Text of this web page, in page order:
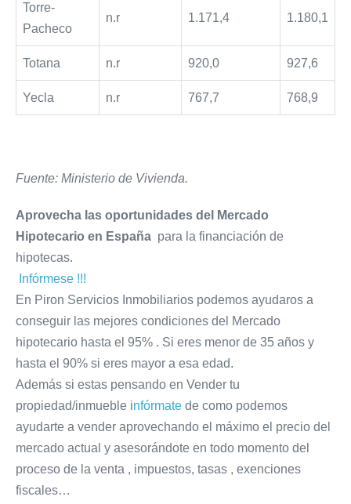
Torre-
Pacheco
n.r 1.171,4 1.180,1
Totana n.r 920,0 927,6
Yecla n.r 767,7 768,9
Fuente: Ministerio de Vivienda.
Aprovecha las oportunidades del Mercado
Hipotecario en España para la financiación de
hipotecas.
Infórmese !!!
En Piron Servicios Inmobiliarios podemos ayudaros a
conseguir las mejores condiciones del Mercado
hipotecario hasta el 95% . Si eres menor de 35 años y
hasta el 90% si eres mayor a esa edad.
Además si estas pensando en Vender tu
propiedad/inmueble infórmate de como podemos
ayudarte a vender aprovechando el máximo el precio del
mercado actual y asesorándote en todo momento del
proceso de la venta , impuestos, tasas , exenciones
fiscales…